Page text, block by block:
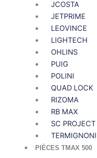
JCOSTA
JETPRIME
LEOVINCE
LIGHTECH
OHLINS
PUIG
POLINI
QUAD LOCK
RIZOMA
RB MAX
SC PROJECT
TERMIGNONI
PIÈCES TMAX 500